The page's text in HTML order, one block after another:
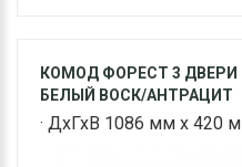
КОМОД ФОРЕСТ 3 ДВЕРИ
БЕЛЫЙ ВОСК/АНТРАЦИТ
· ДхГхВ 1086 мм х 420